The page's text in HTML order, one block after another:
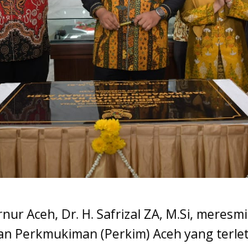
Aceh, Dr. H. Safrizal ZA, M.Si,
Perkmukiman (Perkim) Aceh yang